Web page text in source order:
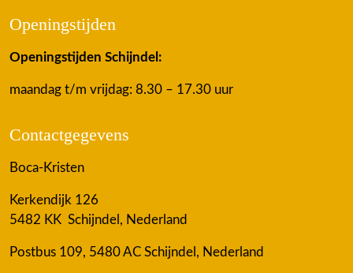
Openingstijden
Openingstijden Schijndel:
maandag t/m vrijdag: 8.30 – 17.30 uur
Contactgegevens
Boca-Kristen
Kerkendijk 126
5482 KK Schijndel, Nederland
Postbus 109, 5480 AC Schijndel, Nederland